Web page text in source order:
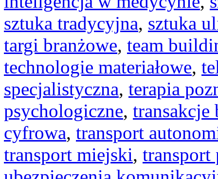
sztuka tradycyjna, sztuka
targi branżowe, team
technologie materiałowe,
specjalistyczna, terapia
psychologiczne, transakcje
cyfrowa, transport
transport miejski, transport